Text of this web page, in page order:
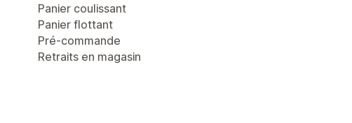
Panier coulissant
Panier flottant
Pré-commande
Retraits en magasin